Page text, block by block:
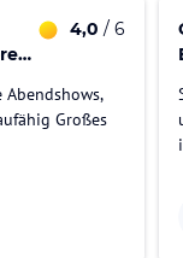
4,0 / 6
Abendshows,
Großes